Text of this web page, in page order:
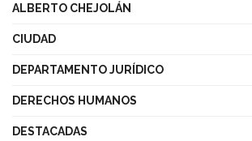
ALBERTO CHEJOLÁN
CIUDAD
DEPARTAMENTO JURÍDICO
DERECHOS HUMANOS
DESTACADAS